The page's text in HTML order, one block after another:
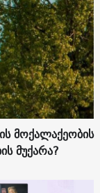
მოქალაქეობის
მუქარა?